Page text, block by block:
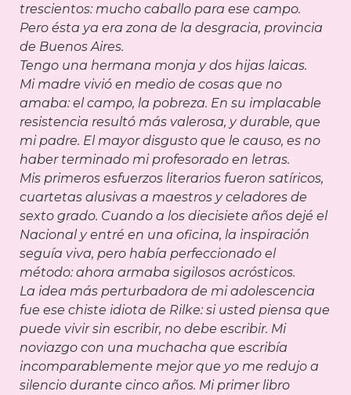
trescientos: mucho caballo para ese campo.
Pero ésta ya era zona de la desgracia, provincia
de Buenos Aires.
Tengo una hermana monja y dos hijas laicas.
Mi madre vivió en medio de cosas que no
amaba: el campo, la pobreza. En su implacable
resistencia resultó más valerosa, y durable, que
mi padre. El mayor disgusto que le causo, es no
haber terminado mi profesorado en letras.
Mis primeros esfuerzos literarios fueron satíricos,
cuartetas alusivas a maestros y celadores de
sexto grado. Cuando a los diecisiete años dejé el
Nacional y entré en una oficina, la inspiración
seguía viva, pero había perfeccionado el
método: ahora armaba sigilosos acrósticos.
La idea más perturbadora de mi adolescencia
fue ese chiste idiota de Rilke: si usted piensa que
puede vivir sin escribir, no debe escribir. Mi
noviazgo con una muchacha que escribía
incomparablemente mejor que yo me redujo a
silencio durante cinco años. Mi primer libro